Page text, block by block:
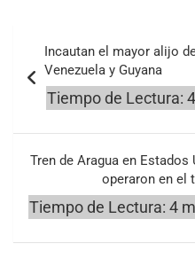
de
entradas
Incautan el mayor alijo
Venezuela y Guyana
Tren de Aragua en
operaron en el